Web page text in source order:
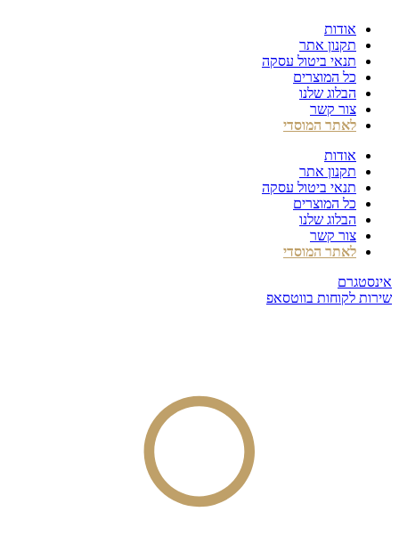
לתוכן
אודות
תקנון אתר
תנאי ביטול עסקה
כל המוצרים
הבלוג שלנו
צור קשר
לאתר המוסדי
אודות
תקנון אתר
תנאי ביטול עסקה
כל המוצרים
הבלוג שלנו
צור קשר
לאתר המוסדי
אינסטגרם
שירות לקוחות בווטסאפ